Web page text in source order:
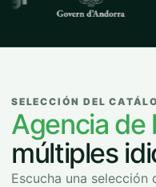
SELECCIÓN DEL
Agencia de
múltiples
Escucha una